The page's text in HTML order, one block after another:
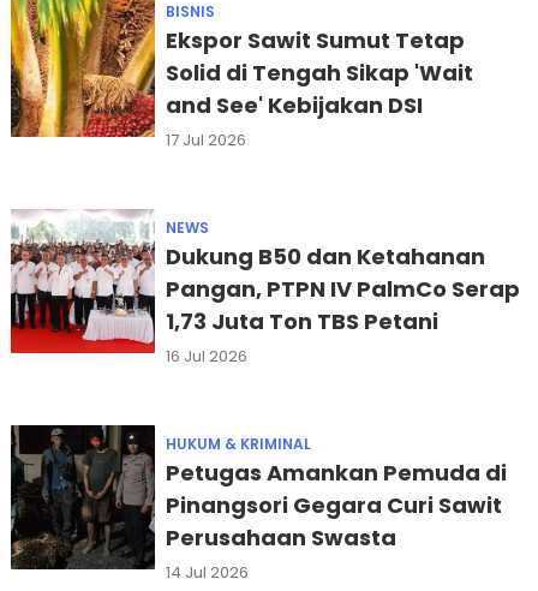
BISNIS
Ekspor Sawit Sumut Tetap
Solid di Tengah Sikap 'Wait
and See' Kebijakan DSI
17 Jul 2026
NEWS
Dukung B50 dan Ketahanan
Pangan, PTPN IV PalmCo Serap
1,73 Juta Ton TBS Petani
16 Jul 2026
HUKUM & KRIMINAL
Petugas Amankan Pemuda di
Pinangsori Gegara Curi Sawit
Perusahaan Swasta
14 Jul 2026